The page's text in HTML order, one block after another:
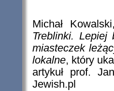
Michał
Treblinki. Lepiej
miasteczek
lokalne, który
artykuł prof.
Jewish.pl